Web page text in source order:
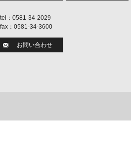
tel：0581-34-2029
fax：0581-34-3600
お問い合わせ